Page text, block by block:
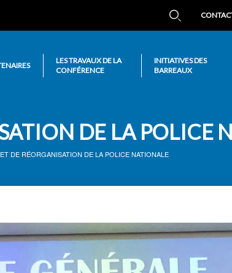
LES TRAVAUX DE LA
CONFÉRENCE
INITIATIVES DES
BARREAUX
DE LA POLICE
DE RÉORGANISATION DE LA POLICE NATIONALE